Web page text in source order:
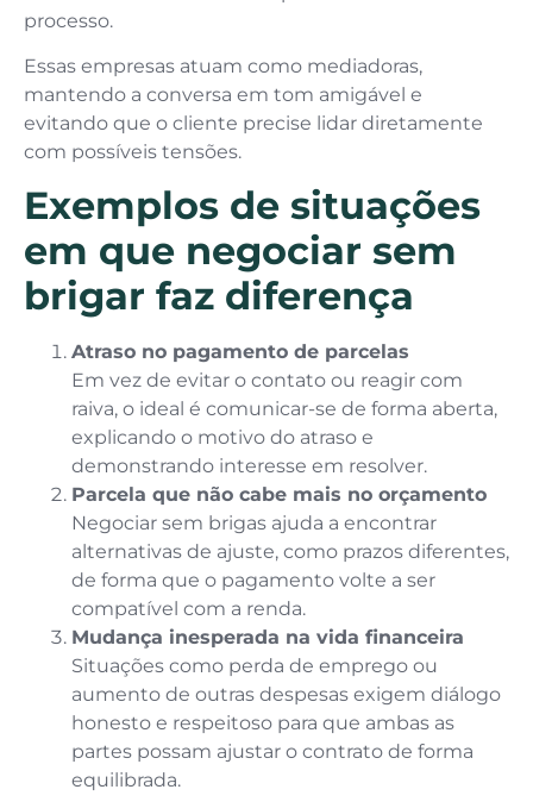
processo.
Essas empresas atuam como mediadoras,
mantendo a conversa em tom amigável e
evitando que o cliente precise lidar diretamente
com possíveis tensões.
Exemplos de situações
em que negociar sem
brigar faz diferença
Atraso no pagamento de parcelas
Em vez de evitar o contato ou reagir com
raiva, o ideal é comunicar-se de forma aberta,
explicando o motivo do atraso e
demonstrando interesse em resolver.
Parcela que não cabe mais no orçamento
Negociar sem brigas ajuda a encontrar
alternativas de ajuste, como prazos diferentes,
de forma que o pagamento volte a ser
compatível com a renda.
Mudança inesperada na vida financeira
Situações como perda de emprego ou
aumento de outras despesas exigem diálogo
honesto e respeitoso para que ambas as
partes possam ajustar o contrato de forma
equilibrada.